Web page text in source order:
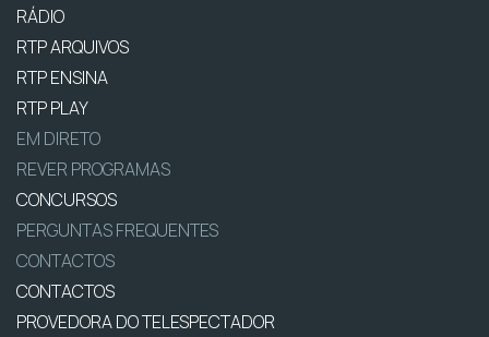
RÁDIO
RTP ARQUIVOS
RTP ENSINA
RTP PLAY
EM DIRETO
REVER PROGRAMAS
CONCURSOS
PERGUNTAS FREQUENTES
CONTACTOS
CONTACTOS
PROVEDORA DO TELESPECTADOR